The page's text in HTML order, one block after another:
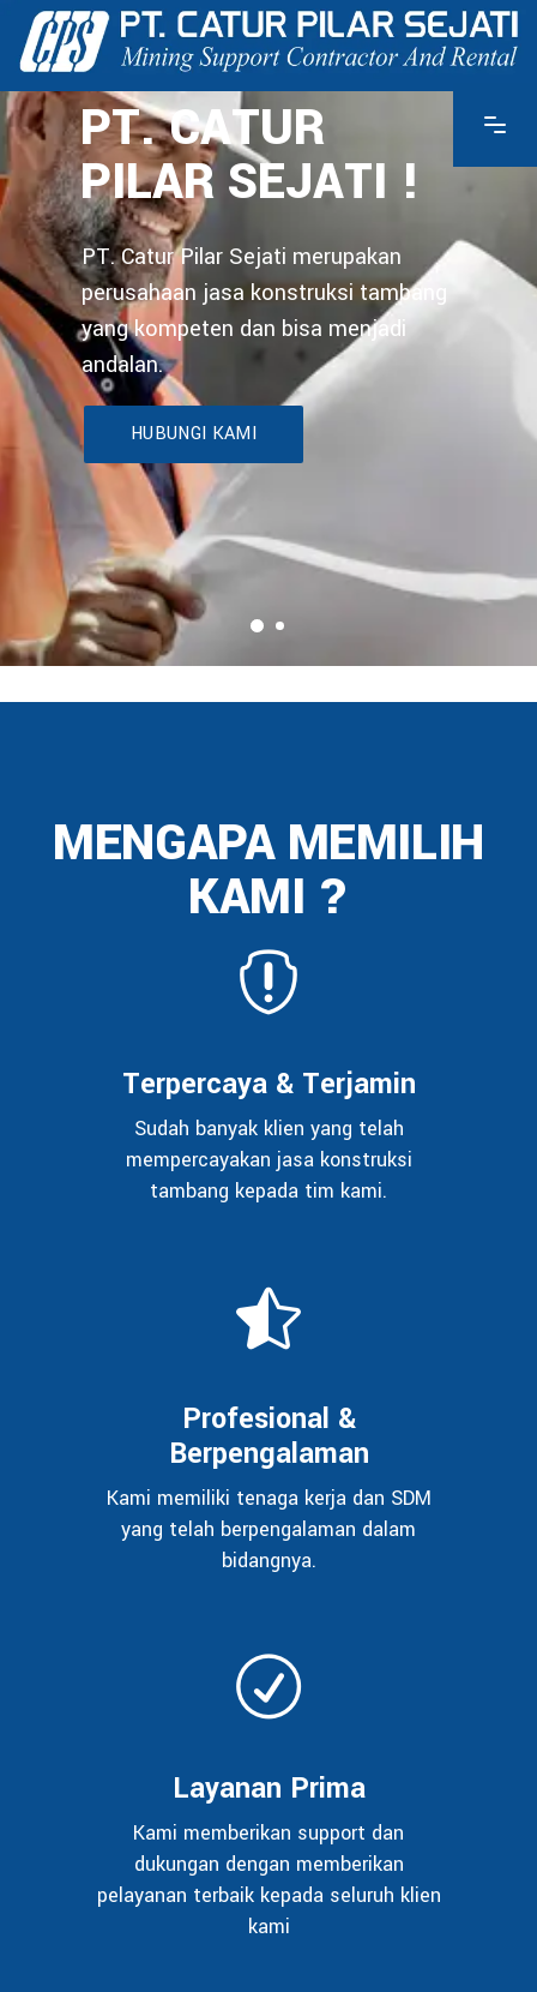
PT. CATUR
PILAR SEJATI !
PT. Catur Pilar Sejati merupakan
perusahaan jasa konstruksi tambang
yang kompeten dan bisa menjadi
andalan.
HUBUNGI KAMI
MENGAPA MEMILIH
KAMI ?
Terpercaya & Terjamin
Sudah banyak klien yang telah
mempercayakan jasa konstruksi
tambang kepada tim kami.
Profesional &
Berpengalaman
Kami memiliki tenaga kerja dan SDM
yang telah berpengalaman dalam
bidangnya.
Layanan Prima
Kami memberikan support dan
dukungan dengan memberikan
pelayanan terbaik kepada seluruh klien
kami